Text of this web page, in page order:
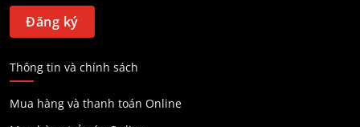
Thông tin và chính sách
Mua hàng và thanh toán Online